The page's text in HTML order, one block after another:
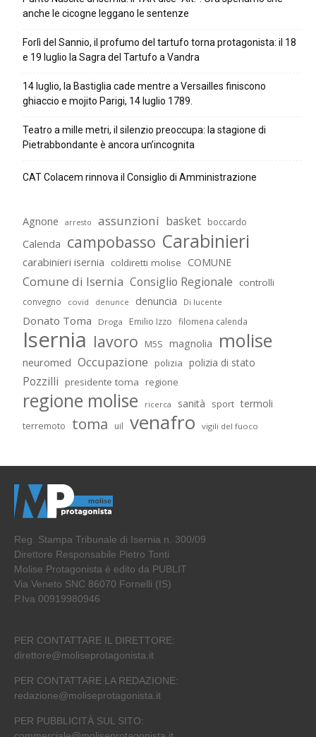
anche le cicogne leggano le sentenze
Forlì del Sannio, il profumo del tartufo torna protagonista: il 18
e 19 luglio la Sagra del Tartufo a Vandra
14 luglio, la Bastiglia cade mentre a Versailles finiscono
ghiaccio e mojito Parigi, 14 luglio 1789.
Teatro a mille metri, il silenzio preoccupa: la stagione di
Pietrabbondante è ancora un’incognita
CAT Colacem rinnova il Consiglio di Amministrazione
Agnone arresto assunzioni basket boccardo
Calenda campobasso Carabinieri
carabinieri isernia coldiretti molise COMUNE
Comune di Isernia Consiglio Regionale controlli
convegno covid denunce denuncia Di lucente
Donato Toma Droga Emilio Izzo filomena calenda
Isernia lavoro M5S magnolia molise
neuromed Occupazione polizia polizia di stato
Pozzilli presidente toma regione
regione molise ricerca sanità sport termoli
terremoto toma uil venafro vigili del fuoco
Reg. Stampa Tribunale di Isernia n. 300/09
Direttore Responsabile Pietro Tonti
Molise Protagonista è edito da PUBLIT
Via Veneto SNC 86070 Fornelli (IS)
P.Iva 00919980946
PER CONTATTARE IL DIRETTORE:
direttore@moliseprotagonista.it
PER CONTATTARE LA REDAZIONE:
redazione@moliseprotagonista.it
PER PUBBLICITÀ SUL SITO: